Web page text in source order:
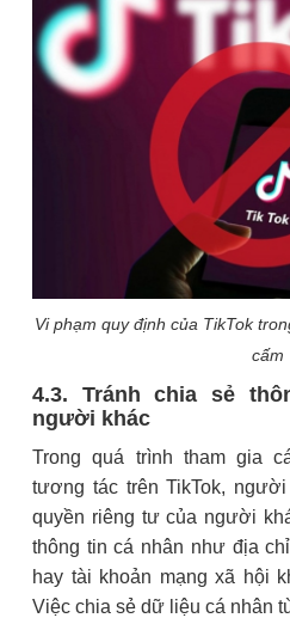
Vi phạm quy định của TikTok
cấm
4.3. Tránh chia sẻ
người khác
Trong quá trình tham gia
tương tác trên TikTok,
quyền riêng tư của người
thông tin cá nhân như địa
hay tài khoản mạng xã hội
Việc chia sẻ dữ liệu cá nhân